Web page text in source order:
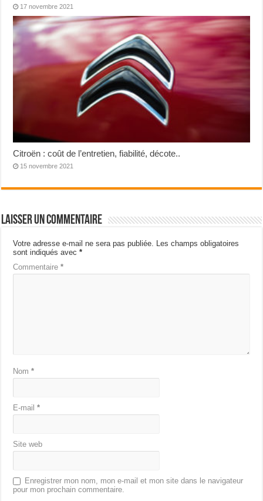
17 novembre 2021
Citroën : coût de l’entretien, fiabilité, décote..
15 novembre 2021
Laisser un commentaire
Votre adresse e-mail ne sera pas publiée.
Les champs obligatoires
sont indiqués avec*
Commentaire*
Nom*
E-mail*
Site web
Enregistrer mon nom, mon e-mail et mon site dans le navigateur
pour mon prochain commentaire.